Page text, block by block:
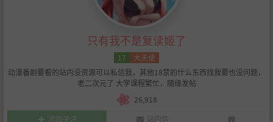
只有我不是复读姬了
17
大天使
动漫番剧要看的站内没资源可以私信我，其他18禁的什么东西找我要也没问题，
老二次元了 大学课程繁忙，随缘发帖
26,918
添加关注
站内信